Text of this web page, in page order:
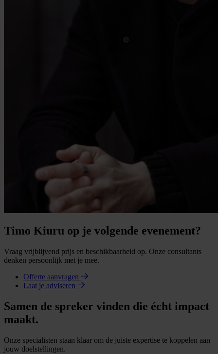
Timo Kiuru op je volgende evenement?
Vraag vrijblijvend prijs en beschikbaarheid op. Onze consultants
denken persoonlijk met je mee.
Offerte aanvragen
Laat je adviseren
Samen de spreker vinden die écht impact
maakt.
Onze specialisten staan klaar om de juiste expertise te koppelen aan
jouw doelstellingen.